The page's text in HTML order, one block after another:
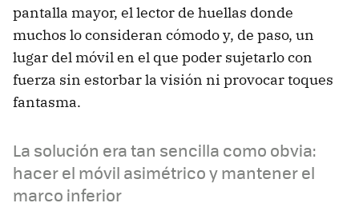
pantalla mayor, el lector de huellas donde
muchos lo consideran cómodo y, de paso, un
lugar del móvil en el que poder sujetarlo con
fuerza sin estorbar la visión ni provocar toques
fantasma.
La solución era tan sencilla como obvia:
hacer el móvil asimétrico y mantener el
marco inferior